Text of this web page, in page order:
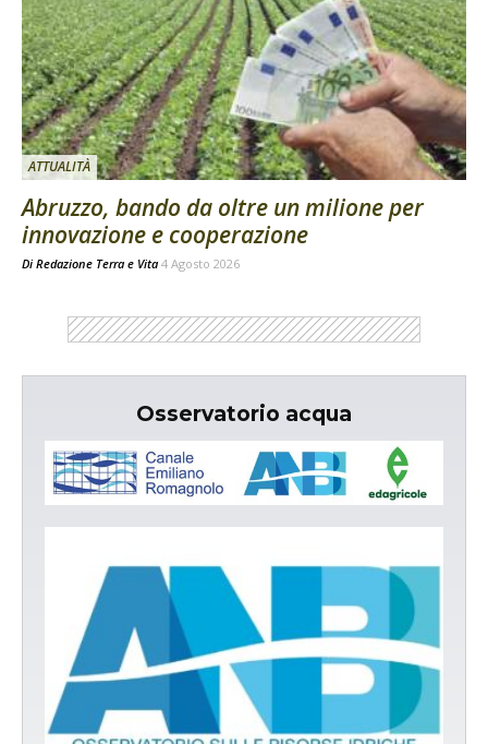
ATTUALITÀ
Abruzzo, bando da oltre un milione per
innovazione e cooperazione
Di Redazione Terra e Vita 4 Agosto 2026
Osservatorio acqua